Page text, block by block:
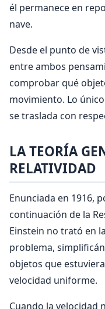
él permanece en
nave.
Desde el punto de
entre ambos
comprobar qué
movimiento. Lo
se traslada con
LA TEORÍA
RELATIVIDAD
Enunciada en 1916,
continuación de la
Einstein no trató en
problema,
objetos que
velocidad uniforme.
Cuando la velocidad